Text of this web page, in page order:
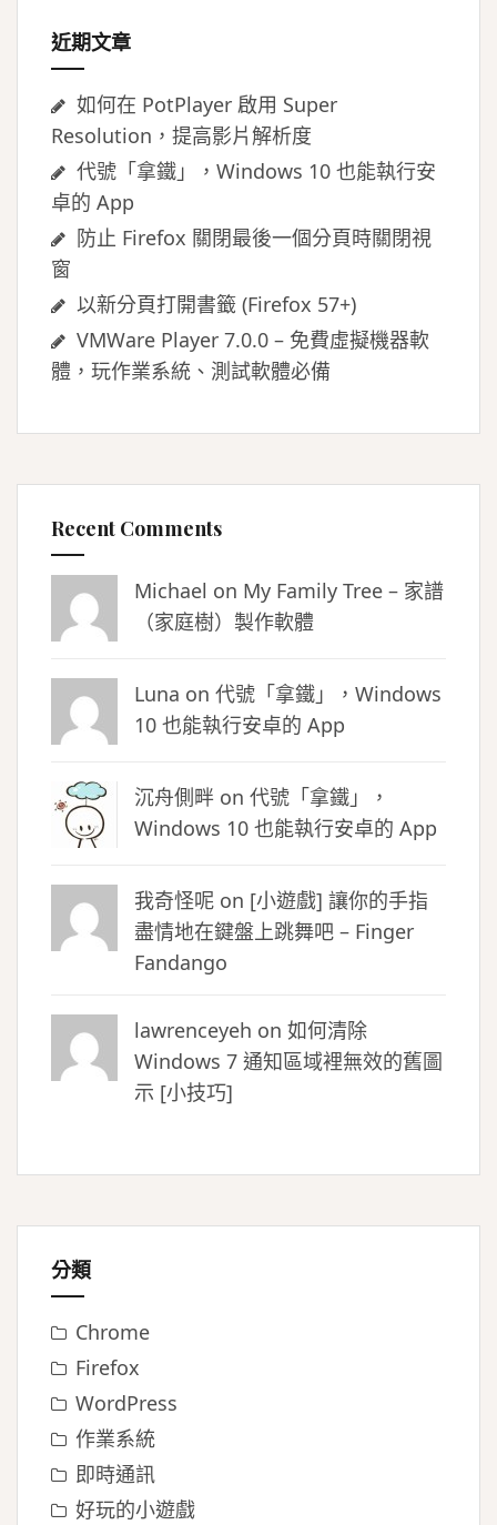
近期文章
如何在 PotPlayer 啟用 Super
Resolution，提高影片解析度
代號「拿鐵」，Windows 10 也能執行安
卓的 App
防止 Firefox 關閉最後一個分頁時關閉視
窗
以新分頁打開書籤 (Firefox 57+)
VMWare Player 7.0.0 – 免費虛擬機器軟
體，玩作業系統、測試軟體必備
Recent Comments
Michael on My Family Tree – 家譜
（家庭樹）製作軟體
Luna on 代號「拿鐵」，Windows
10 也能執行安卓的 App
沉舟側畔 on 代號「拿鐵」，
Windows 10 也能執行安卓的 App
我奇怪呢 on [小遊戲] 讓你的手指
盡情地在鍵盤上跳舞吧 – Finger
Fandango
lawrenceyeh on 如何清除
Windows 7 通知區域裡無效的舊圖
示 [小技巧]
分類
Chrome
Firefox
WordPress
作業系統
即時通訊
好玩的小遊戲